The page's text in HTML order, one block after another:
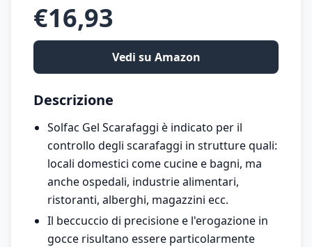
€16,93
Vedi su Amazon
Descrizione
Solfac Gel Scarafaggi è indicato per il
controllo degli scarafaggi in strutture quali:
locali domestici come cucine e bagni, ma
anche ospedali, industrie alimentari,
ristoranti, alberghi, magazzini ecc.
Il beccuccio di precisione e l'erogazione in
gocce risultano essere particolarmente